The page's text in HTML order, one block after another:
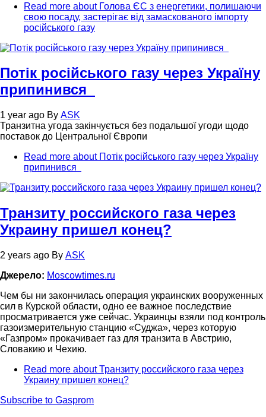
Read more about Голова ЄС з енергетики, полишаючи
свою посаду, застерігає від замаскованого імпорту
російського газу
Потік російського газу через Україну
припинився
1 year ago By ASK
Транзитна угода закінчується без подальшої угоди щодо
поставок до Центральної Європи
Read more about Потік російського газу через Україну
припинився
Транзиту российского газа через
Украину пришел конец?
2 years ago By ASK
Джерело: Moscowtimes.ru
Чем бы ни закончилась операция украинских вооруженных
сил в Курской области, одно ее важное последствие
просматривается уже сейчас. Украинцы взяли под контроль
газоизмерительную станцию «Суджа», через которую
«Газпром» прокачивает газ для транзита в Австрию,
Словакию и Чехию.
Read more about Транзиту российского газа через
Украину пришел конец?
Subscribe to Gasprom